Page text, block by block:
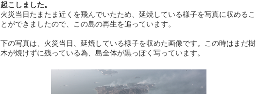
起こしました。
火災当日たまたま近くを飛んでいたため、延焼している様子を写真に収めるこ
とができましたので、この島の再生を追っています。
下の写真は、火災当日、延焼している様子を収めた画像です。この時はまだ樹
木が焼けずに残っている為、島全体が黒っぽく写っています。